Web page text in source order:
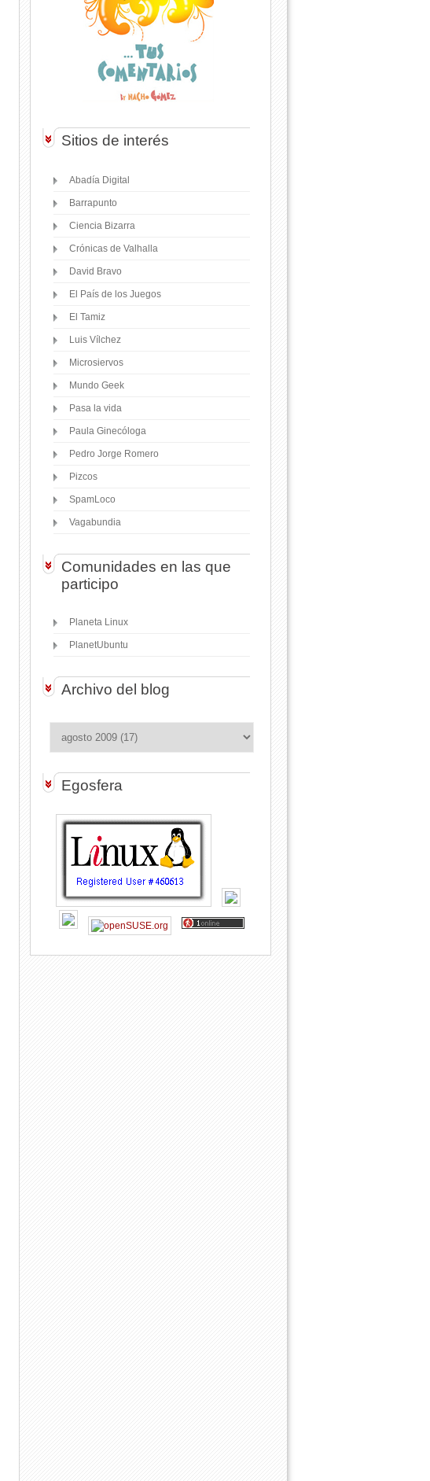
Sitios de interés
Abadía Digital
Barrapunto
Ciencia Bizarra
Crónicas de Valhalla
David Bravo
El País de los Juegos
El Tamiz
Luis Vílchez
Microsiervos
Mundo Geek
Pasa la vida
Paula Ginecóloga
Pedro Jorge Romero
Pizcos
SpamLoco
Vagabundia
Comunidades en las que
participo
Planeta Linux
PlanetUbuntu
Archivo del blog
Egosfera